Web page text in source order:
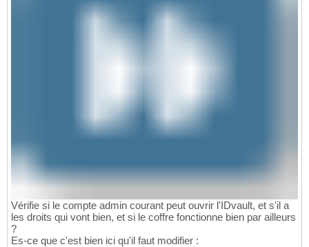
Vérifie si le compte admin courant peut ouvrir l'IDvault, et s'il a
les droits qui vont bien, et si le coffre fonctionne bien par ailleurs
?
Es-ce que c'est bien ici qu'il faut modifier :